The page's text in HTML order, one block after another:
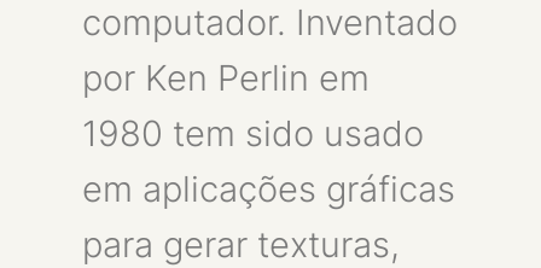
computador. Inventado
por Ken Perlin em
1980 tem sido usado
em aplicações gráficas
para gerar texturas,